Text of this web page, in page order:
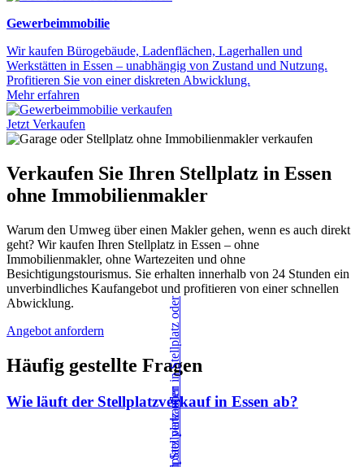
Gewerbeimmobilie
Wir kaufen Bürogebäude, Ladenflächen, Lagerhallen und
Werkstätten in Essen – unabhängig von Zustand und Nutzung.
Profitieren Sie von einer diskreten Abwicklung.
Mehr erfahren
Jetzt Verkaufen
Verkaufen Sie Ihren Stellplatz in Essen
ohne Immobilienmakler
Warum den Umweg über einen Makler gehen, wenn es auch direkt
geht? Wir kaufen Ihren Stellplatz in Essen – ohne
Immobilienmakler, ohne Wartezeiten und ohne
Besichtigungstourismus. Sie erhalten innerhalb von 24 Stunden ein
unverbindliches Kaufangebot und profitieren von einer schnellen
Abwicklung.
Angebot anfordern
Häufig gestellte Fragen
Wie läuft der Stellplatzverkauf in Essen ab?